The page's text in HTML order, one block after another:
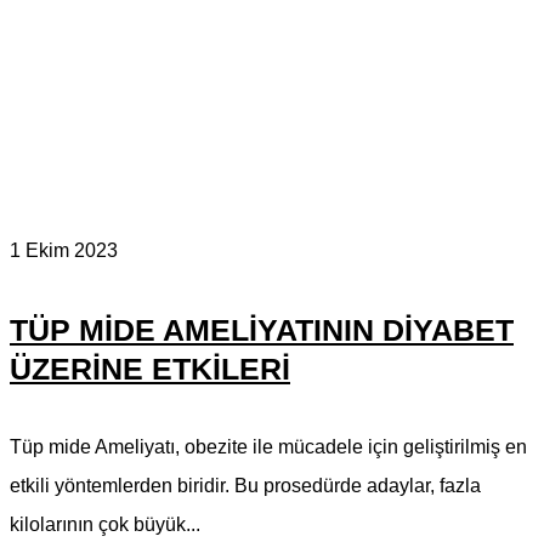
1 Ekim 2023
TÜP MIDE AMELIYATININ DIYABET
ÜZERINE ETKILERI
Tüp mide Ameliyatı, obezite ile mücadele için geliştirilmiş en
etkili yöntemlerden biridir. Bu prosedürde adaylar, fazla
kilolarının çok büyük...